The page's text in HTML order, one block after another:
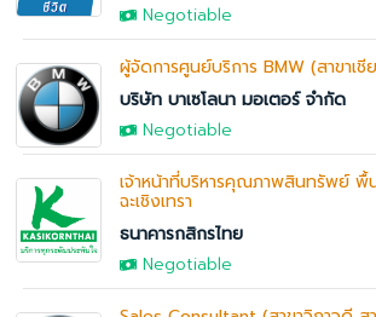
Negotiable
ผู้จัดการศูนย์บริการ BMW (สาขาเชี
บริษัท บาเซโลนา มอเตอร์ จำกัด
Negotiable
เจ้าหน้าที่บริหารคุณภาพสินทรัพย์ พื้
ฉะเชิงเทรา
ธนาคารกสิกรไทย
Negotiable